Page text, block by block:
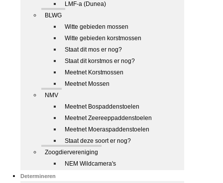
LMF-a (Dunea)
BLWG
Witte gebieden mossen
Witte gebieden korstmossen
Staat dit mos er nog?
Staat dit korstmos er nog?
Meetnet Korstmossen
Meetnet Mossen
NMV
Meetnet Bospaddenstoelen
Meetnet Zeereeppaddenstoelen
Meetnet Moeraspaddenstoelen
Staat deze soort er nog?
Zoogdiervereniging
NEM Wildcamera's
Determineren